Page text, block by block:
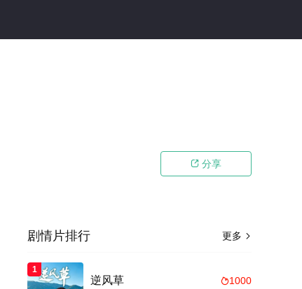
 分享
更多 
剧情片排行
1
1000
逆风草